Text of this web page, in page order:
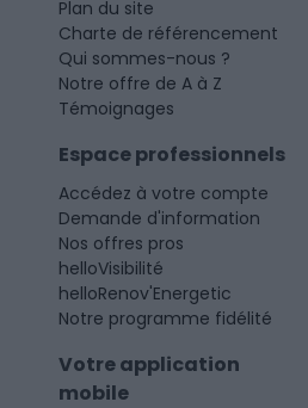
Plan du site
Charte de référencement
Qui sommes-nous ?
Notre offre de A à Z
Témoignages
Espace professionnels
Accédez à votre compte
Demande d'information
Nos offres pros
helloVisibilité
helloRenov'Energetic
Notre programme fidélité
Votre application
mobile